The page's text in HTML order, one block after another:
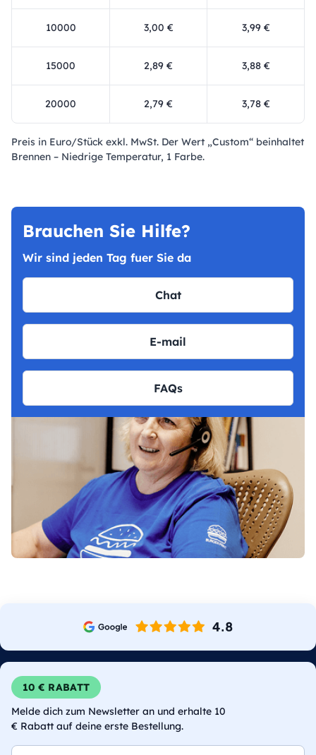
10000 3,00 € 3,99 €
15000 2,89 € 3,88 €
20000 2,79 € 3,78 €
Preis in Euro/Stück exkl. MwSt. Der Wert „Custom“ beinhaltet
Brennen – Niedrige Temperatur, 1 Farbe.
Brauchen Sie Hilfe?
Wir sind jeden Tag fuer Sie da
Chat
E-mail
FAQs
10 € RABATT
Melde dich zum Newsletter an und erhalte 10
€ Rabatt auf deine erste Bestellung.